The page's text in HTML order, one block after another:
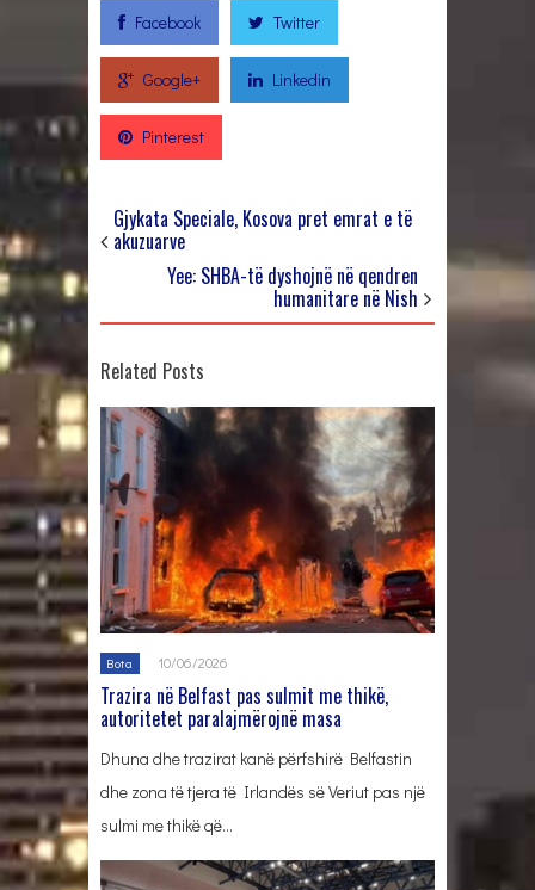
Facebook Twitter
Google+ Linkedin
Pinterest
Gjykata Speciale, Kosova pret emrat e të
akuzuarve
Yee: SHBA-të dyshojnë në qendren
humanitare në Nish
Related Posts
Bota 10/06/2026
Trazira në Belfast pas sulmit me thikë,
autoritetet paralajmërojnë masa
Dhuna dhe trazirat kanë përfshirë Belfastin
dhe zona të tjera të Irlandës së Veriut pas një
sulmi me thikë që…